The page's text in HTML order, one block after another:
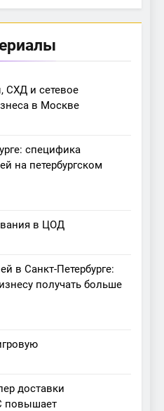
СХД и сетевое
в Москве
специфика
на петербургском
в ЦОД
в Санкт-Петербурге:
получать больше
доставки
повышает